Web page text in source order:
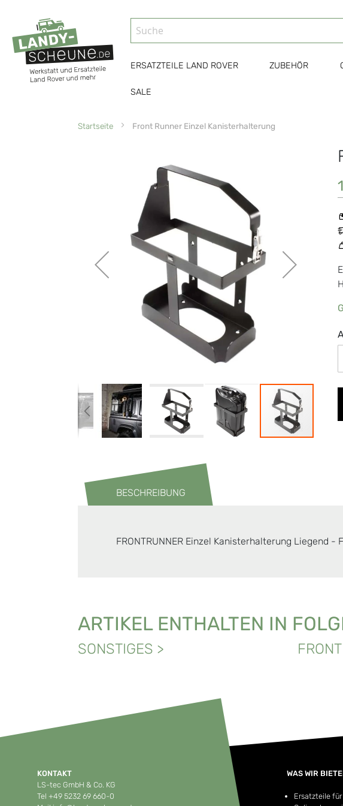
ERSATZTEILE LAND ROVER ZUBEHÖR
SALE
Startseite Front Runner Einzel Kanisterhalterung
BESCHREIBUNG
FRONTRUNNER Einzel Kanisterhalterung Liegend -
ARTIKEL ENTHALTEN IN
SONSTIGES >
KONTAKT
LS-tec GmbH & Co. KG
Tel +49 5232 69 660-0
WAS WIR
Ersatzteile